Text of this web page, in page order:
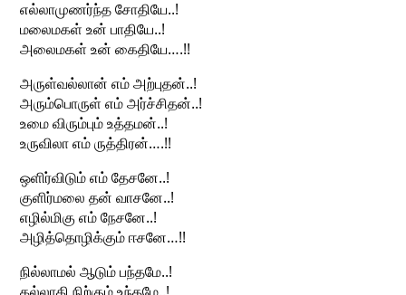
எல்லாமுணர்ந்த சோதியே..!
மலைமகள் உன் பாதியே..!
அலைமகள் உன் கைதியே….!!
அருள்வல்லான் எம் அற்புதன்..!
அரும்பொருள் எம் அர்ச்சிதன்..!
உமை விரும்பும் உத்தமன்..!
உருவிலா எம் ருத்திரன்….!!
ஒளிர்விடும் எம் தேசனே..!
குளிர்மலை தன் வாசனே..!
எழில்மிகு எம் நேசனே..!
அழித்தொழிக்கும் ஈசனே…!!
நில்லாமல் ஆடும் பந்தமே..!